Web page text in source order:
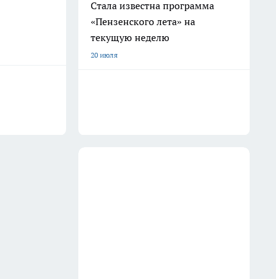
Стала известна программа
«Пензенского лета» на
текущую неделю
20 июля